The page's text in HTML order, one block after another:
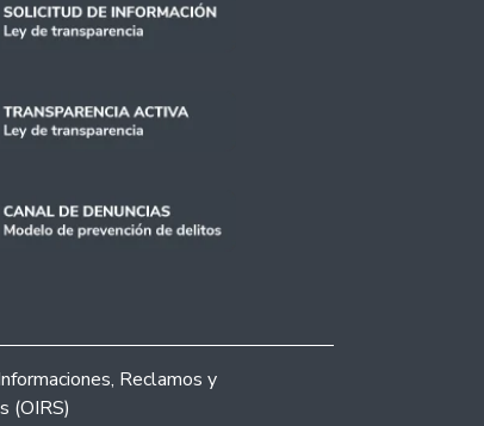
Reclamos y
(OIRS)